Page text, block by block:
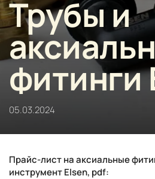
Трубы и
фитинги
05.03.2024
Прайс-лист на аксиальные
инструмент Elsen, pdf: